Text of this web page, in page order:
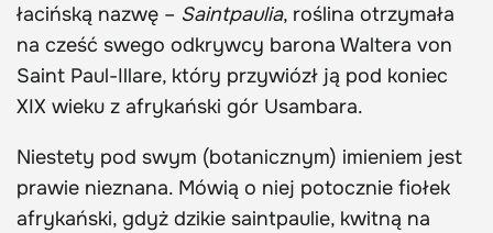
łacińską nazwę – Saintpaulia, roślina otrzymała
na cześć swego odkrywcy barona Waltera von
Saint Paul-Illare, który przywiózł ją pod koniec
XIX wieku z afrykański gór Usambara.
Niestety pod swym (botanicznym) imieniem jest
prawie nieznana. Mówią o niej potocznie fiołek
afrykański, gdyż dzikie saintpaulie, kwitną na